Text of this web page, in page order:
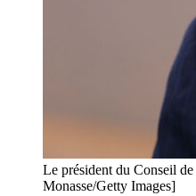
Le président du Conseil
Monasse/Getty Images]